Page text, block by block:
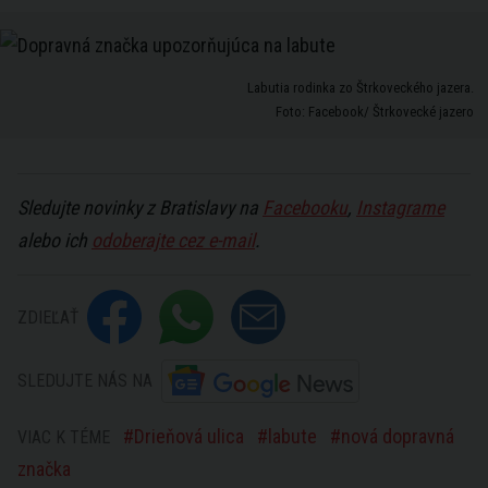
Labutia rodinka zo Štrkoveckého jazera.
Foto: Facebook/ Štrkovecké jazero
Sledujte novinky z Bratislavy na Facebooku, Instagrame
alebo ich odoberajte cez e-mail.
Drieňová ulica labute
nová dopravná
značka